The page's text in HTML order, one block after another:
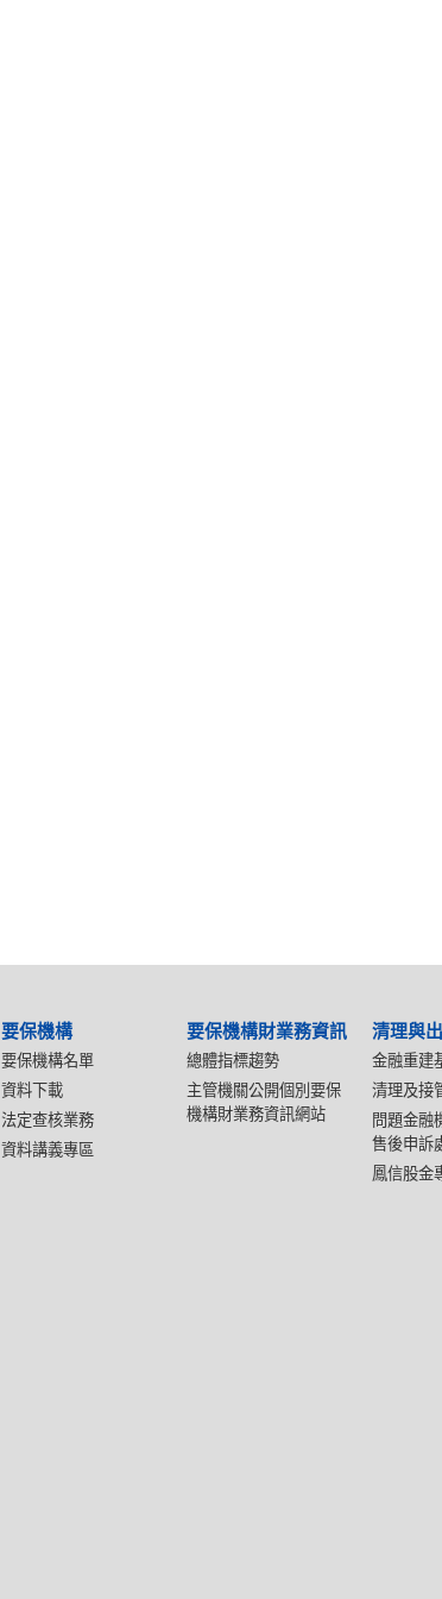
要保機構
要保機構名單
資料下載
法定查核業務
資料講義專區
要保機構財業務資訊
總體指標趨勢
主管機關公開個別要保
機構財業務資訊網站
清理與
金融重建
清理及接
問題金融
售後申訴
鳳信股金